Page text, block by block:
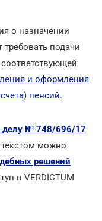
о назначении
подачи
и оформления
пенсий.
делу № 748/696/17
можно
решений
в VERDICTUM